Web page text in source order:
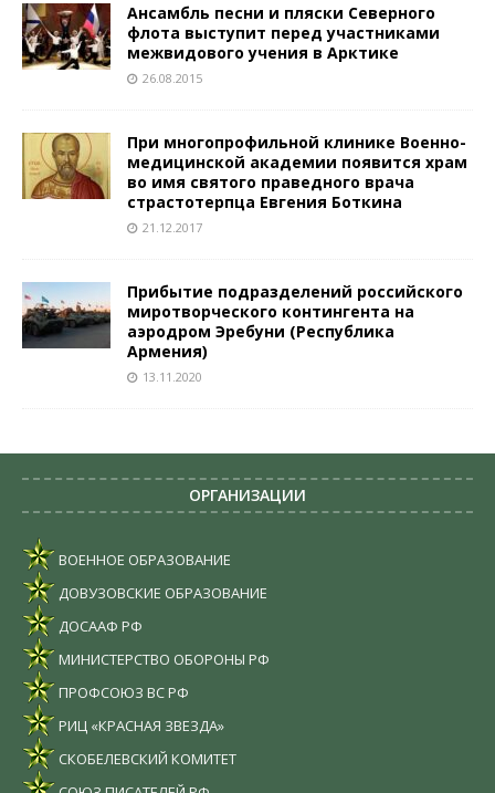
Ансамбль песни и пляски Северного
флота выступит перед участниками
межвидового учения в Арктике
26.08.2015
При многопрофильной клинике Военно-
медицинской академии появится храм
во имя святого праведного врача
страстотерпца Евгения Боткина
21.12.2017
Прибытие подразделений российского
миротворческого контингента на
аэродром Эребуни (Республика
Армения)
13.11.2020
ОРГАНИЗАЦИИ
ВОЕННОЕ ОБРАЗОВАНИЕ
ДОВУЗОВСКИЕ ОБРАЗОВАНИЕ
ДОСААФ РФ
МИНИСТЕРСТВО ОБОРОНЫ РФ
ПРОФСОЮЗ ВС РФ
РИЦ «КРАСНАЯ ЗВЕЗДА»
СКОБЕЛЕВСКИЙ КОМИТЕТ